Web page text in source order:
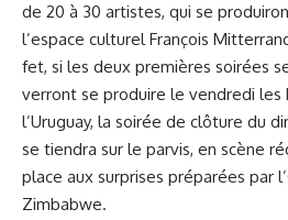
de 20 à 30 artistes, qui se
l’espace culturel François
fet, si les deux premières soirées
verront se produire le vendredi les
l’Uruguay, la soirée de clôture du
se tiendra sur le parvis, en scène
place aux surprises préparées par
Zimbabwe.